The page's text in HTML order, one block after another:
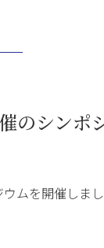
のシンポ
ムを開催しまし